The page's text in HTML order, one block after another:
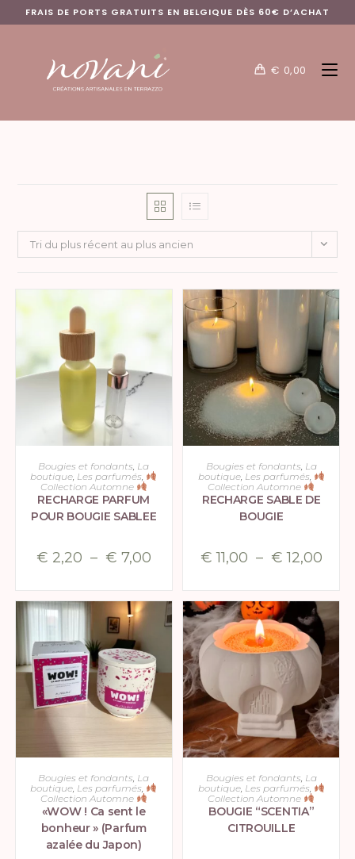
FRAIS DE PORTS GRATUITS EN BELGIQUE DÈS 60€ D’ACHAT
€ 0,00
Tri du plus récent au plus ancien
CHOIX DES OPTIONS
Bougies et fondants, La
boutique Les parfumés
Collection Automne
RECHARGE PARFUM
POUR BOUGIE SABLEE
€ 2,20 – € 7,00
CHOIX DES OPTIONS
Bougies et fondants, La
boutique, Les parfumés
Collection Automne
RECHARGE SABLE DE
BOUGIE
€ 11,00 – € 12,00
CHOIX DES OPTIONS
Bougies et fondants, La
boutique, Les parfumés,
Collection Automne
«WOW ! Ca sent le
bonheur » (Parfum
azalée du Japon)
CHOIX DES OPTIONS
Bougies et fondants, La
boutique, Les parfumés,
Collection Automne
BOUGIE “SCENTIA”
CITROUILLE